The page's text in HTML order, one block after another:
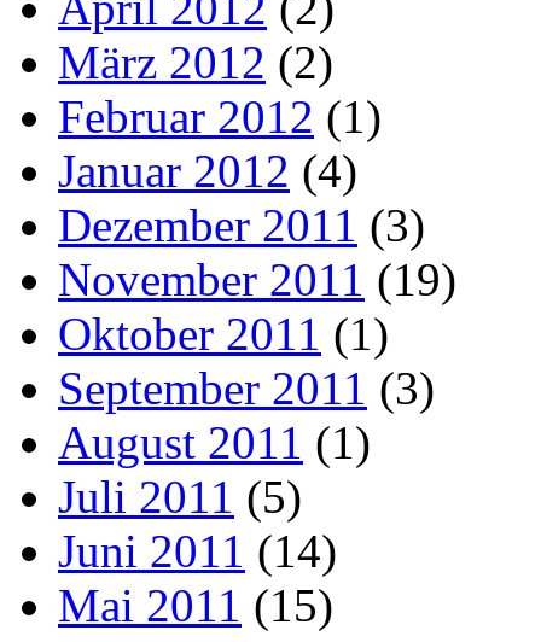
März 2012 (2)
Februar 2012 (1)
Januar 2012 (4)
Dezember 2011 (3)
November 2011 (19)
Oktober 2011 (1)
September 2011 (3)
August 2011 (1)
Juli 2011 (5)
Juni 2011 (14)
Mai 2011 (15)